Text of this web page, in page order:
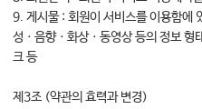
9. 게시물 : 회원이 서비스를 이용함에
성ㆍ음향ㆍ화상ㆍ동영상 등의 정보 형
크 등
제3조 (약관의 효력과 변경)